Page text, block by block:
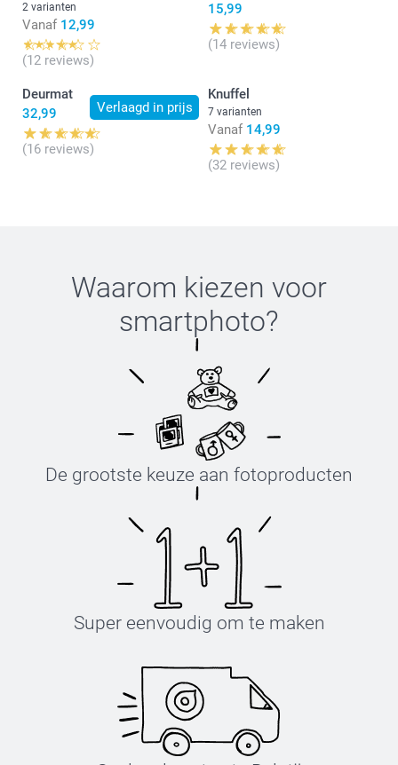
2 varianten
Vanaf 12,99
(12 reviews)
15,99
(14 reviews)
Verlaagd in prijs
Deurmat
32,99
(16 reviews)
Knuffel
7 varianten
Vanaf 14,99
(32 reviews)
Waarom kiezen voor
smartphoto?
De grootste keuze aan fotoproducten
Super eenvoudig om te maken